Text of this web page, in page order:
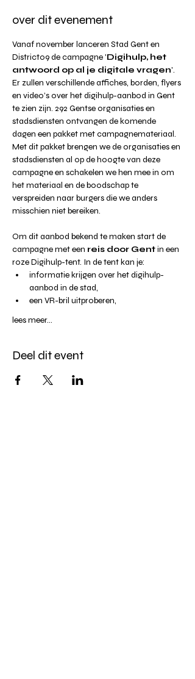
over dit evenement
Vanaf november lanceren Stad Gent en
District09 de campagne 'Digihulp, het
antwoord op al je digitale vragen'.
Er zullen verschillende affiches, borden, flyers
en video’s over het digihulp-aanbod in Gent
te zien zijn. 292 Gentse organisaties en
stadsdiensten ontvangen de komende
dagen een pakket met campagnemateriaal.
Met dit pakket brengen we de organisaties en
stadsdiensten al op de hoogte van deze
campagne en schakelen we hen mee in om
het materiaal en de boodschap te
verspreiden naar burgers die we anders
misschien niet bereiken.
Om dit aanbod bekend te maken start de
campagne met een reis door Gent in een
roze Digihulp-tent. In de tent kan je:
informatie krijgen over het digihulp-
aanbod in de stad,
een VR-bril uitproberen,
lees meer...
Deel dit event